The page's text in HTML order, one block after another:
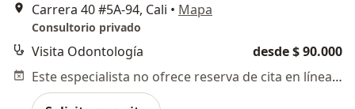
Carrera 40 #5A-94, Cali • Mapa
Consultorio privado
Visita Odontología
desde $ 90.000
Este especialista no ofrece reserva de cita en línea en esta dirección.